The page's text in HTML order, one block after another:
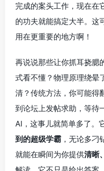
完成的案头工作，现在在
的功夫就能搞定大半。这
用在更重要的地方啊！
再说说那些让你抓耳挠腮
式看不懂？物理原理绕晕
清？传统方法，你可能得
到论坛上发帖求助，等待
AI，这事儿就简单多了。
到的超级学霸 ，无论多刁
就能在瞬间为你提供清晰